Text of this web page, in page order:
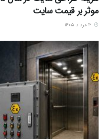
موثر بر قیمت سایت